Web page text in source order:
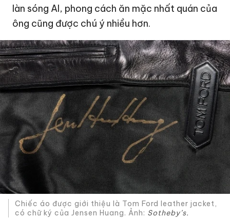
làn sóng AI, phong cách ăn mặc nhất quán của
ông cũng được chú ý nhiều hơn.
Chiếc áo được giới thiệu là Tom Ford leather jacket,
có chữ ký của Jensen Huang. Ảnh: Sotheby’s.